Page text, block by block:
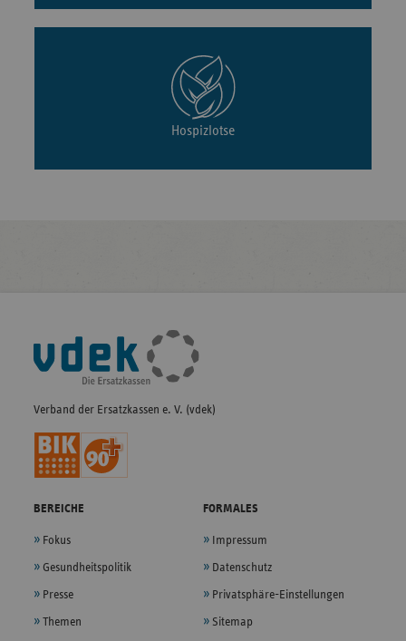
Hospizlotse
Fußleisten-
Navigation
Verband der Ersatzkassen e. V. (vdek)
BEREICHE
Fokus
Gesundheitspolitik
Presse
Themen
FORMALES
Impressum
Datenschutz
Privatsphäre-Einstellungen
Sitemap